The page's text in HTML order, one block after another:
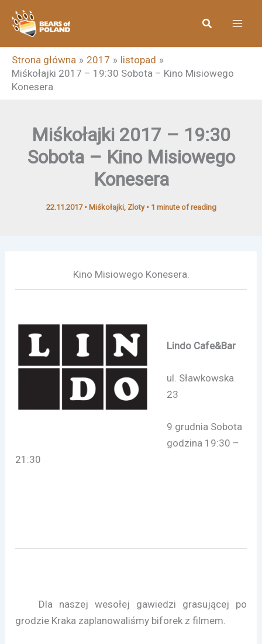
Przejdź
Szukaj
Strona główna 2017
listopad
Miśkołajki 2017 – 19:30 Sobota – Kino Misiowego
Konesera
Miśkołajki 2017 – 19:30
Sobota – Kino Misiowego
Konesera
22.11.2017 • Miśkołajki, Zloty• 1 minute of reading
Kino Misiowego Konesera.
Lindo Cafe&Bar
ul. Sławkowska
23
9 grudnia Sobota
godzina 19:30 –
21:30
Dla naszej wesołej gawiedzi grasującej po
grodzie Kraka zaplanowaliśmy biforek z filmem.